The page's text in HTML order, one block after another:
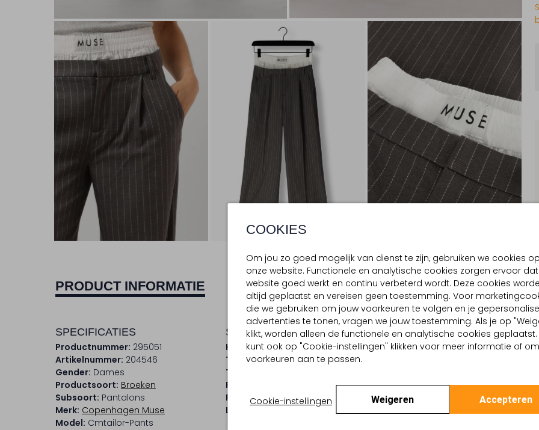
COOKIES
Om jou zo goed mogelijk van dienst te zijn, gebruiken we cookies op
onze website. Functionele en analytische cookies zorgen ervoor
website goed werkt en continu verbeterd wordt. Deze cookies
altijd geplaatst en vereisen geen toestemming. Voor
die we gebruiken om jouw voorkeuren te volgen en je
advertenties te tonen, vragen we jouw toestemming. Als je op
klikt, worden alleen de functionele en analytische cookies geplaatst.
kunt ook op "Cookie-instellingen" klikken voor meer informatie of
voorkeuren aan te passen.
Cookie-instellingen Weigeren Accepteren
PRODUCT INFORMATIE BEZORGEN & RETOURNEREN
SPECIFICATIES
Productnummer: 295051
Artikelnummer: 204546
Gender: Dames
Productsoort: Broeken
Subsoort: Pantalons
Merk: Copenhagen Muse
Model: Cmtailor-Pants
SAMENSTELLING & PASVORM
Kleur: Grijs
Trends: Pakken
Taillehoogte:
Pasvorm:
Pasvorm: Wide
Lengte: